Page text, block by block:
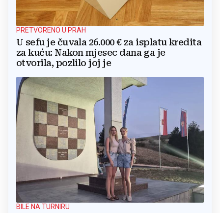
PRETVORENO U PRAH
U sefu je čuvala 26.000 € za isplatu kredita
za kuću: Nakon mjesec dana ga je
otvorila, pozlilo joj je
BILE NA TURNIRU